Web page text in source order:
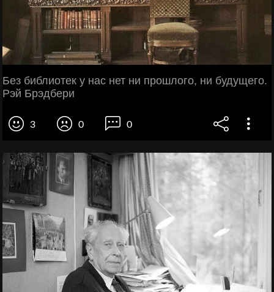
Без библиотек у нас нет ни прошлого, ни будущего.
Рэй Брэдбери
3 0 0